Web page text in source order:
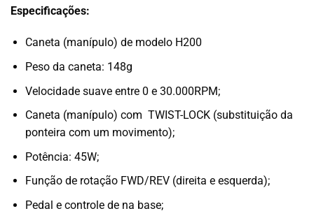
Especificações:
Caneta (manípulo) de modelo H200
Peso da caneta: 148g
Velocidade suave entre 0 e 30.000RPM;
Caneta (manípulo) com TWIST-LOCK (substituição da
ponteira com um movimento);
Potência: 45W;
Função de rotação FWD/REV (direita e esquerda);
Pedal e controle de na base;